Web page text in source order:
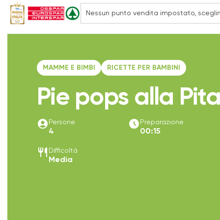
MAMME E BIMBI RICETTE PER BAMBINI
Pie pops alla
account_circle Persone
4
access_time_filled Preparazione
00:15
restaurant Difficoltà
Media